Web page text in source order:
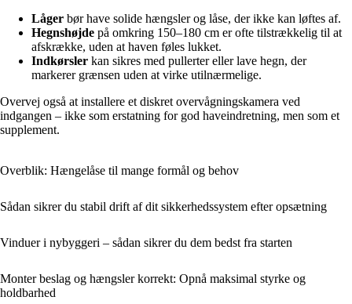
Låger bør have solide hængsler og låse, der ikke kan løftes af.
Hegnshøjde på omkring 150–180 cm er ofte tilstrækkelig til at
afskrække, uden at haven føles lukket.
Indkørsler kan sikres med pullerter eller lave hegn, der
markerer grænsen uden at virke utilnærmelige.
Overvej også at installere et diskret overvågningskamera ved
indgangen – ikke som erstatning for god haveindretning, men som et
supplement.
Overblik: Hængelåse til mange formål og behov
Sådan sikrer du stabil drift af dit sikkerhedssystem efter opsætning
Vinduer i nybyggeri – sådan sikrer du dem bedst fra starten
Monter beslag og hængsler korrekt: Opnå maksimal styrke og
holdbarhed